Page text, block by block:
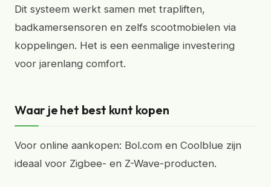
Dit systeem werkt samen met trapliften,
badkamersensoren en zelfs scootmobielen via
koppelingen. Het is een eenmalige investering
voor jarenlang comfort.
Waar je het best kunt kopen
Voor online aankopen: Bol.com en Coolblue zijn
ideaal voor Zigbee- en Z-Wave-producten.